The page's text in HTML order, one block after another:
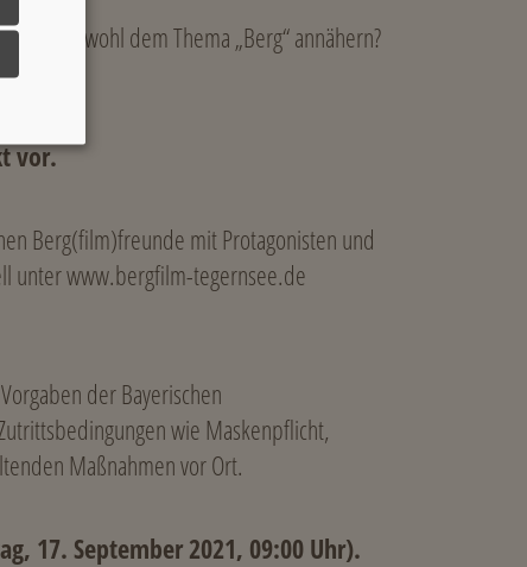
wohl dem Thema „Berg“ annähern?
vor.
Berg(film)freunde mit Protagonisten und
unter www.bergfilm-tegernsee.de
der Bayerischen
wie Maskenpflicht,
Maßnahmen vor Ort.
17. September 2021, 09:00 Uhr).